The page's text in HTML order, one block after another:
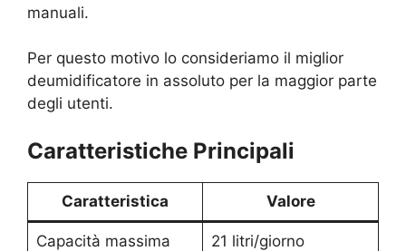
manuali.
Per questo motivo lo consideriamo il miglior
deumidificatore in assoluto per la maggior parte
degli utenti.
Caratteristiche Principali
Caratteristica Valore
Capacità massima 21 litri/giorno